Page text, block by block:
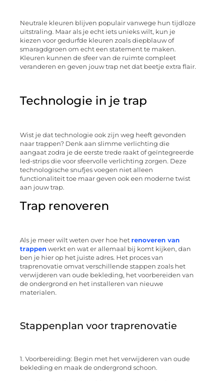
Neutrale kleuren blijven populair vanwege hun tijdloze
uitstraling. Maar als je echt iets unieks wilt, kun je
kiezen voor gedurfde kleuren zoals diepblauw of
smaragdgroen om echt een statement te maken.
Kleuren kunnen de sfeer van de ruimte compleet
veranderen en geven jouw trap net dat beetje extra flair.
Technologie in je trap
Wist je dat technologie ook zijn weg heeft gevonden
naar trappen? Denk aan slimme verlichting die
aangaat zodra je de eerste trede raakt of geïntegreerde
led-strips die voor sfeervolle verlichting zorgen. Deze
technologische snufjes voegen niet alleen
functionaliteit toe maar geven ook een moderne twist
aan jouw trap.
Trap renoveren
Als je meer wilt weten over hoe het renoveren van
trappen werkt en wat er allemaal bij komt kijken, dan
ben je hier op het juiste adres. Het proces van
traprenovatie omvat verschillende stappen zoals het
verwijderen van oude bekleding, het voorbereiden van
de ondergrond en het installeren van nieuwe
materialen.
Stappenplan voor traprenovatie
1. Voorbereiding: Begin met het verwijderen van oude
bekleding en maak de ondergrond schoon.